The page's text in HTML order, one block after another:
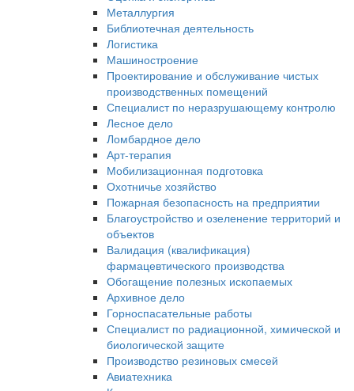
Металлургия
Библиотечная деятельность
Логистика
Машиностроение
Проектирование и обслуживание чистых
производственных помещений
Специалист по неразрушающему контролю
Лесное дело
Ломбардное дело
Арт-терапия
Мобилизационная подготовка
Охотничье хозяйство
Пожарная безопасность на предприятии
Благоустройство и озеленение территорий и
объектов
Валидация (квалификация)
фармацевтического производства
Обогащение полезных ископаемых
Архивное дело
Горноспасательные работы
Специалист по радиационной, химической и
биологической защите
Производство резиновых смесей
Авиатехника